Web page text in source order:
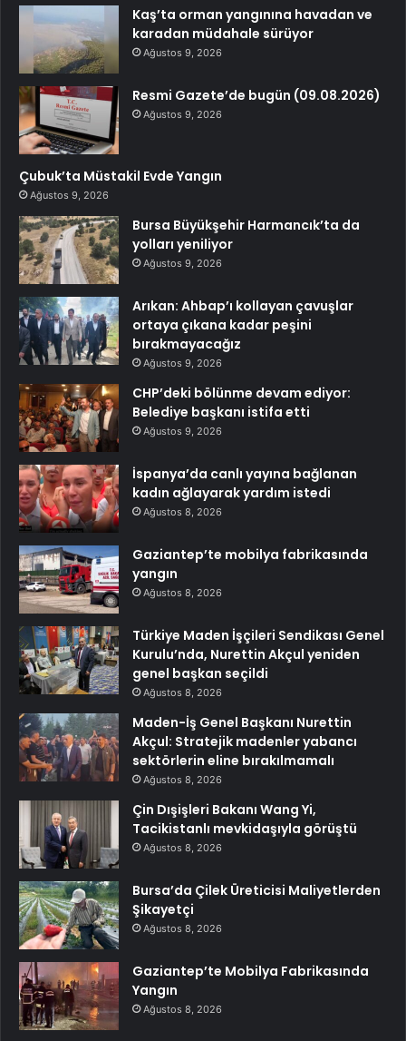
Kaş’ta orman yangınına havadan ve
karadan müdahale sürüyor
Ağustos 9, 2026
Resmi Gazete’de bugün (09.08.2026)
Ağustos 9, 2026
Çubuk’ta Müstakil Evde Yangın
Ağustos 9, 2026
Bursa Büyükşehir Harmancık’ta da
yolları yeniliyor
Ağustos 9, 2026
Arıkan: Ahbap’ı kollayan çavuşlar
ortaya çıkana kadar peşini
bırakmayacağız
Ağustos 9, 2026
CHP’deki bölünme devam ediyor:
Belediye başkanı istifa etti
Ağustos 9, 2026
İspanya’da canlı yayına bağlanan
kadın ağlayarak yardım istedi
Ağustos 8, 2026
Gaziantep’te mobilya fabrikasında
yangın
Ağustos 8, 2026
Türkiye Maden İşçileri Sendikası Genel
Kurulu’nda, Nurettin Akçul yeniden
genel başkan seçildi
Ağustos 8, 2026
Maden-İş Genel Başkanı Nurettin
Akçul: Stratejik madenler yabancı
sektörlerin eline bırakılmamalı
Ağustos 8, 2026
Çin Dışişleri Bakanı Wang Yi,
Tacikistanlı mevkidaşıyla görüştü
Ağustos 8, 2026
Bursa’da Çilek Üreticisi Maliyetlerden
Şikayetçi
Ağustos 8, 2026
Gaziantep’te Mobilya Fabrikasında
Yangın
Ağustos 8, 2026